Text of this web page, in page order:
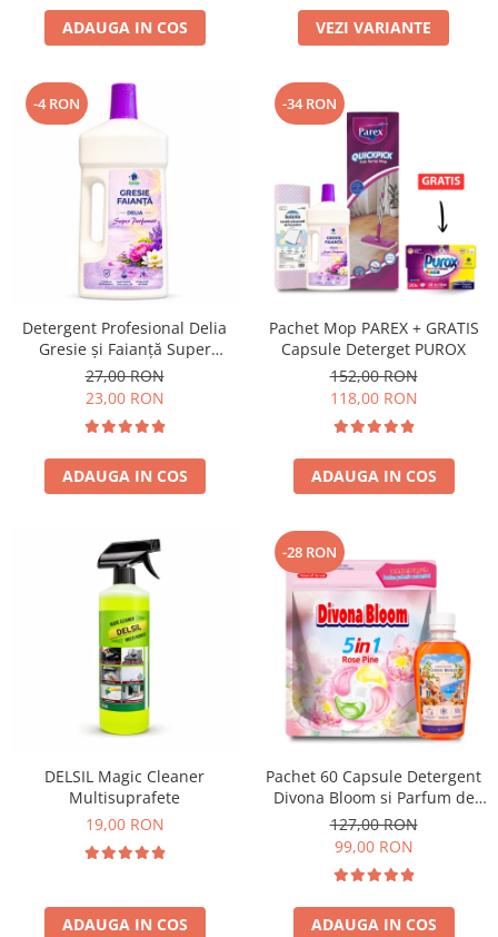
ADAUGA IN COS VEZI VARIANTE
-4 RON
Detergent Profesional Delia
Gresie și Faianță Super
Parfumat 1L
27,00 RON
23,00 RON
ADAUGA IN COS
-34 RON
Pachet Mop PAREX + GRATIS
Capsule Deterget PUROX
152,00 RON
118,00 RON
ADAUGA IN COS
DELSIL Magic Cleaner
Multisuprafete
19,00 RON
ADAUGA IN COS
-28 RON
Pachet 60 Capsule Detergent
Divona Bloom si Parfum de
Rufe Corfu Breeze by Delia
200 ml
127,00 RON
99,00 RON
ADAUGA IN COS